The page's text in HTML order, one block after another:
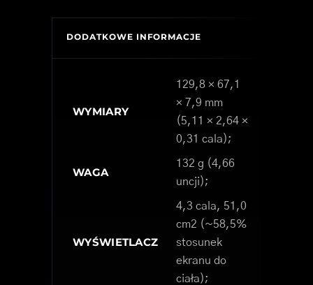
DODATKOWE INFORMACJE
WYMIARY
129,8 × 67,1
× 7,9 mm
(5,11 × 2,64 ×
0,31 cala);
WAGA
132 g (4,66
uncji);
WYŚWIETLACZ
4,3 cala, 51,0
cm2 (~58,5%
stosunek
ekranu do
ciała);